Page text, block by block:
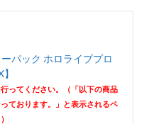
パック ホロライブプロ
ってください。（「以下の商品
ております。」と表示されるペ